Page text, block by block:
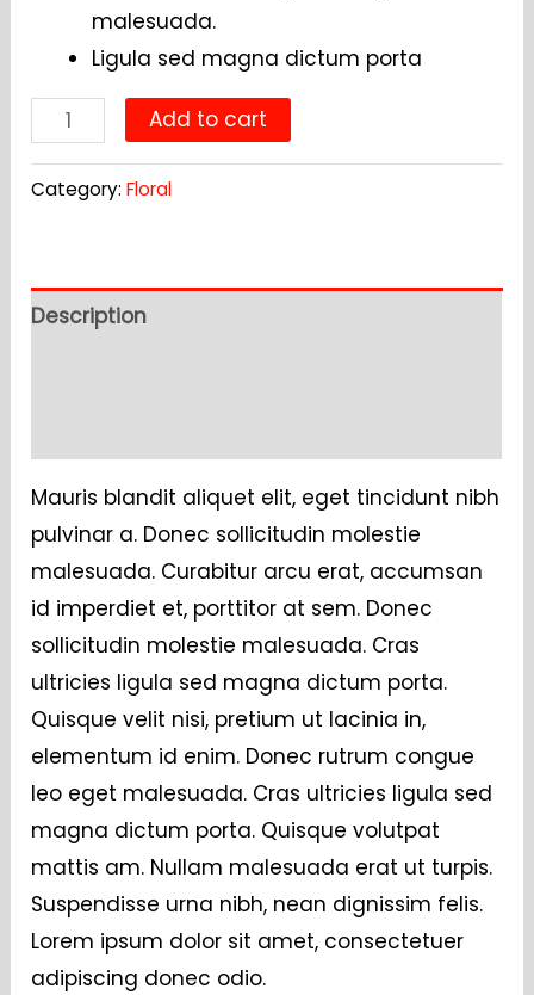
malesuada.
Ligula sed magna dictum porta
Irises
quantity
Add to cart
Category:Floral
Description
Mauris blandit aliquet elit, eget tincidunt nibh
pulvinar a. Donec sollicitudin molestie
malesuada. Curabitur arcu erat, accumsan
id imperdiet et, porttitor at sem. Donec
sollicitudin molestie malesuada. Cras
ultricies ligula sed magna dictum porta.
Quisque velit nisi, pretium ut lacinia in,
elementum id enim. Donec rutrum congue
leo eget malesuada. Cras ultricies ligula sed
magna dictum porta. Quisque volutpat
mattis am. Nullam malesuada erat ut turpis.
Suspendisse urna nibh, nean dignissim felis.
Lorem ipsum dolor sit amet, consectetuer
adipiscing donec odio.